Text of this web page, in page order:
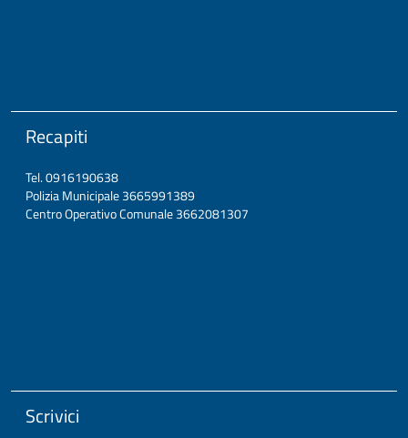
Recapiti
Tel. 0916190638
Polizia Municipale 3665991389
Centro Operativo Comunale 3662081307
Scrivici